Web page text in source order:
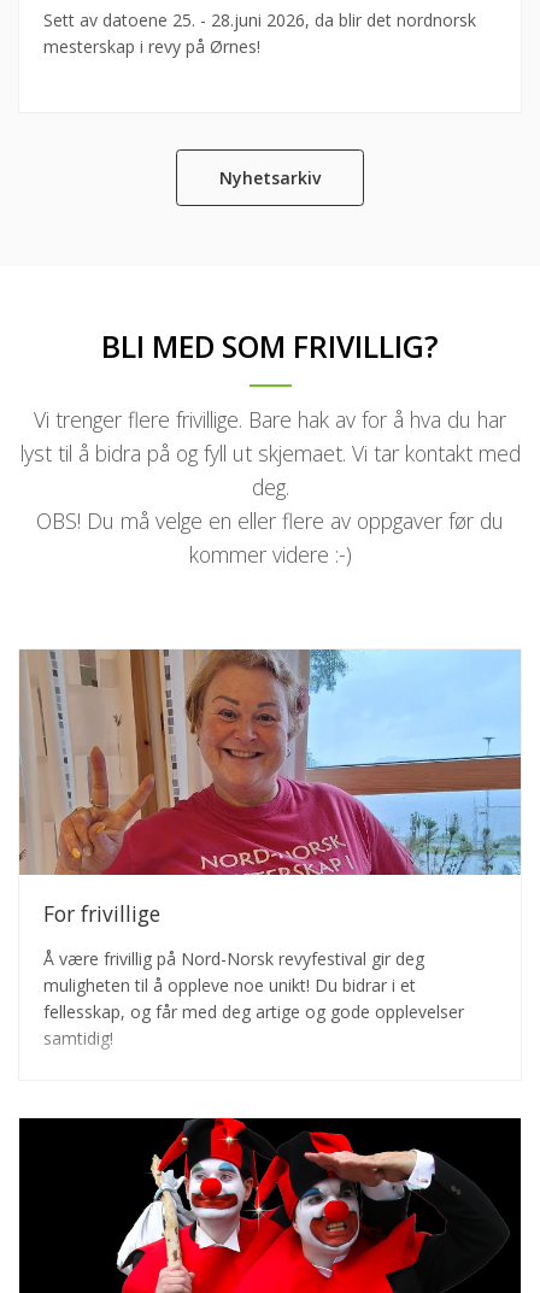
Sett av datoene 25. - 28.juni 2026, da blir det nordnorsk
mesterskap i revy på Ørnes!
Nyhetsarkiv
BLI MED SOM FRIVILLIG?
Vi trenger flere frivillige. Bare hak av for å hva du har
lyst til å bidra på og fyll ut skjemaet. Vi tar kontakt med
deg.
OBS! Du må velge en eller flere av oppgaver før du
kommer videre :-)
For frivillige
Å være frivillig på Nord-Norsk revyfestival gir deg
muligheten til å oppleve noe unikt! Du bidrar i et
fellesskap, og får med deg artige og gode opplevelser
samtidig!